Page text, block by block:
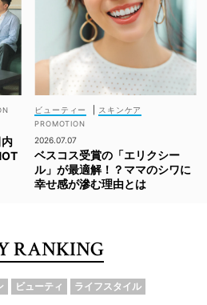
ビューティー スキンケア
2026.07.07
ベスコス受賞の「エリクシー
ル」が最適解！？ママのシワに
幸せ感が滲む理由とは
RANKING
ビューティ ライフスタイル